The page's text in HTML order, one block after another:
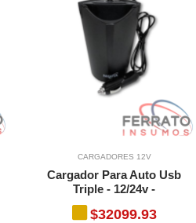
CARGADORES 12V
Cargador Para Auto Usb
Triple - 12/24v -
$32099.93